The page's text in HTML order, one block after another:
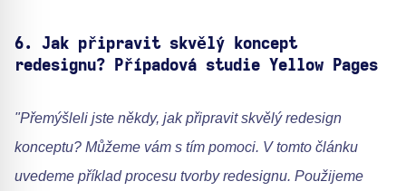
6. Jak připravit skvělý koncept
redesignu? Případová studie Yellow Pages
"Přemýšleli jste někdy, jak připravit skvělý redesign
konceptu? Můžeme vám s tím pomoci. V tomto článku
uvedeme příklad procesu tvorby redesignu. Použijeme